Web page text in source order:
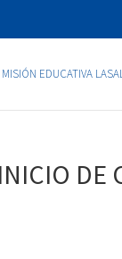
MISIÓN EDUCATIVA
DE